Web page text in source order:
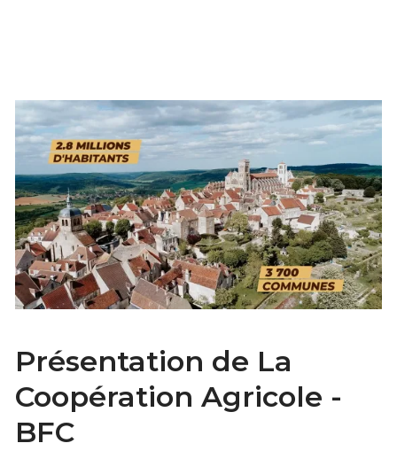
Présentation de La
Coopération Agricole -
BFC